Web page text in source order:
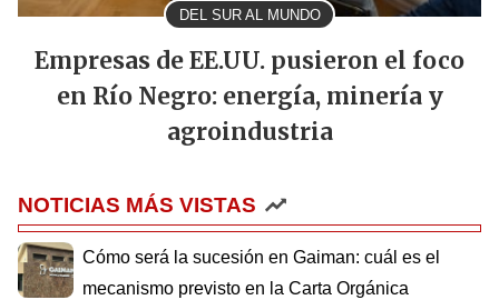
DEL SUR AL MUNDO
Empresas de EE.UU. pusieron el foco
en Río Negro: energía, minería y
agroindustria
NOTICIAS MÁS VISTAS
Cómo será la sucesión en Gaiman: cuál es el
mecanismo previsto en la Carta Orgánica